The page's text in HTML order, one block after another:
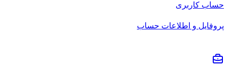
حساب کاربری
پروفایل و اطلاعات حساب